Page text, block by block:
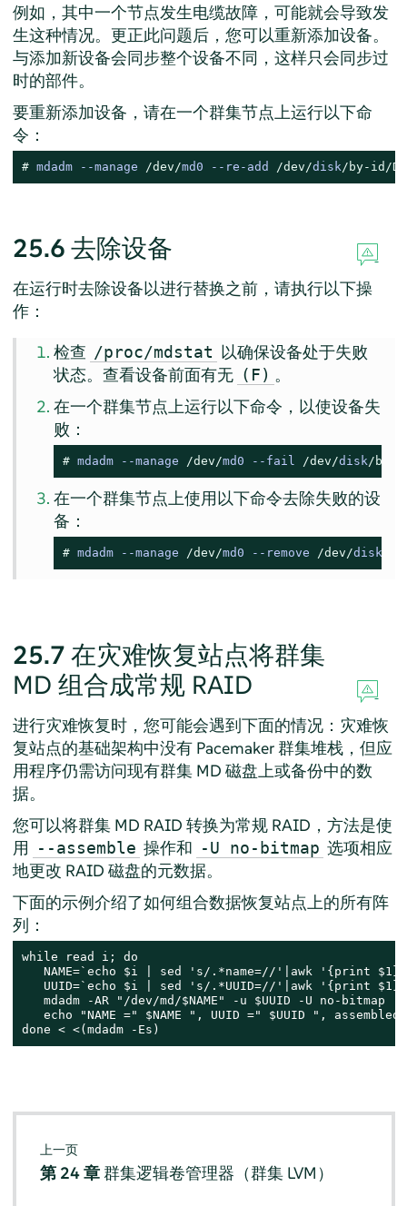
例如，其中一个节点发生电缆故障，可能就会导致发
生这种情况。更正此问题后，您可以重新添加设备。
与添加新设备会同步整个设备不同，这样只会同步过
时的部件。
要重新添加设备，请在一个群集节点上运行以下命
令：
# mdadm --manage /dev/md0 -- re - add /dev/disk /by-id/
25.6 去除设备
在运行时去除设备以进行替换之前，请执行以下操
作：
检查 /proc/mdstat 以确保设备处于失败
状态。查看设备前面有无 (F) 。
在一个群集节点上运行以下命令，以使设备失
败：
# mdadm --manage /dev/md0 -- fail /dev/disk /by-
在一个群集节点上使用以下命令去除失败的设
备：
# mdadm --manage /dev/md0 -- remove /dev/disk
25.7 在灾难恢复站点将群集
MD 组合成常规 RAID
进行灾难恢复时，您可能会遇到下面的情况：灾难恢
复站点的基础架构中没有 Pacemaker 群集堆栈，但应
用程序仍需访问现有群集 MD 磁盘上或备份中的数
据。
您可以将群集 MD RAID 转换为常规 RAID，方法是使
用
--assemble 操作和 -U no-bitmap 选项相应
地更改 RAID 磁盘的元数据。
下面的示例介绍了如何组合数据恢复站点上的所有阵
列：
while read i; do
NAME=`echo $i | sed 's/.*name=//'|awk '{print
UUID=`echo $i | sed 's/.*UUID=//'|awk '{print
   mdadm -AR "/dev/md/$NAME" -u $UUID -U no-bitmap
echo "NAME =" $NAME ", UUID =" $UUID ",
done < <(mdadm -Es)
上一页
第 24 章群集逻辑卷管理器（群集 LVM）